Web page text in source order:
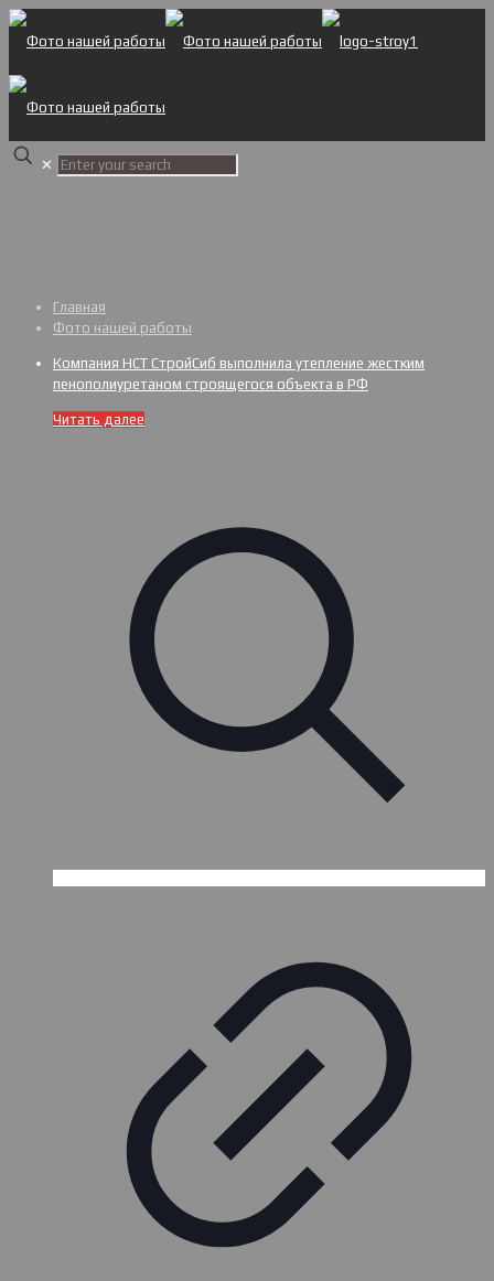
✕
Главная
Фото нашей работы
Компания НСТ СтройСиб выполнила утепление жестким
пенополиуретаном строящегося объекта в РФ
Читать далее